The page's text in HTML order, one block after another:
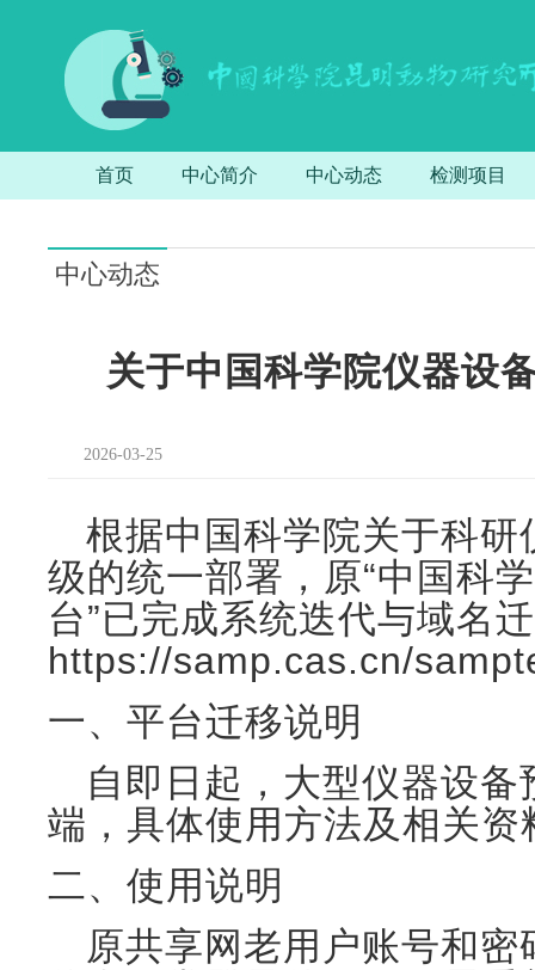
首页 中心简介 中心动态 检测项目
中心动态
关于中国科学院仪器设
2026-03-25
根据中国科学院关于科
级的统一部署，原“中国科
台”已完成系统迭代与域名
https://samp.cas.cn/
一、平台迁移说明
自即日起，大型仪器设
端，具体使用方法及相关资
二、使用说明
原共享网老用户账号和